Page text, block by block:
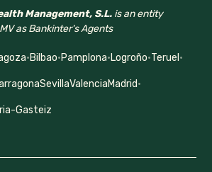
Management, S.L. is an entity
as Bankinter's Agents
·Bilbao·Pamplona·Logroño·Teruel ·
SevillaValenciaMadrid·
Gasteiz